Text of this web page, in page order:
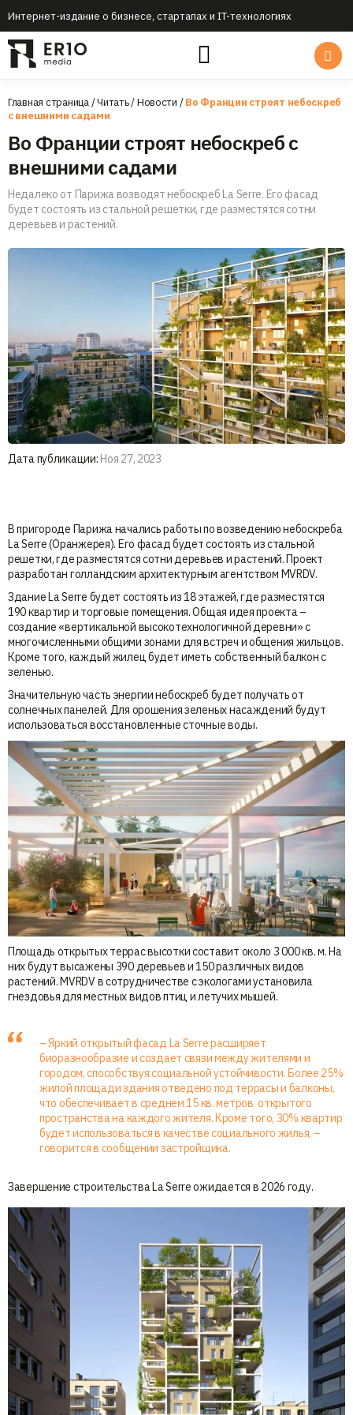
Интернет-издание о бизнесе, стартапах и IT-технологиях
Главная страница/Читать/Новости /Во Франции строят небоскреб
с внешними садами
Во Франции строят небоскреб с
внешними садами
Недалеко от Парижа возводят небоскреб La Serre. Его фасад
будет состоять из стальной решетки, где разместятся сотни
деревьев и растений.
Дата публикации: Ноя 27, 2023
В пригороде Парижа начались работы по возведению небоскреба
La Serre (Оранжерея). Его фасад будет состоять из стальной
решетки, где разместятся сотни деревьев и растений. Проект
разработан голландским архитектурным агентством MVRDV.
Здание La Serre будет состоять из 18 этажей, где разместятся
190 квартир и торговые помещения. Общая идея проекта –
создание «вертикальной высокотехнологичной деревни» с
многочисленными общими зонами для встреч и общения жильцов.
Кроме того, каждый жилец будет иметь собственный балкон с
зеленью.
Значительную часть энергии небоскреб будет получать от
солнечных панелей. Для орошения зеленых насаждений будут
использоваться восстановленные сточные воды.
Площадь открытых террас высотки составит около 3 000 кв. м. На
них будут высажены 390 деревьев и 150 различных видов
растений. MVRDV в сотрудничестве с экологами установила
гнездовья для местных видов птиц и летучих мышей.
– Яркий открытый фасад La Serre расширяет
биоразнообразие и создает связи между жителями и
городом, способствуя социальной устойчивости. Более 25%
жилой площади здания отведено под террасы и балконы,
что обеспечивает в среднем 15 кв. метров открытого
пространства на каждого жителя. Кроме того, 30% квартир
будет использоваться в качестве социального жилья, –
говорится в сообщении застройщика.
Завершение строительства La Serre ожидается в 2026 году.